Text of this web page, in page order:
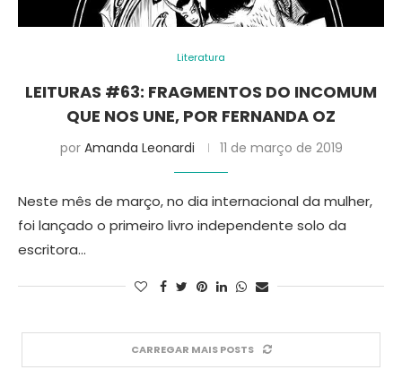
Literatura
LEITURAS #63: FRAGMENTOS DO INCOMUM
QUE NOS UNE, POR FERNANDA OZ
por Amanda Leonardi 11 de março de 2019
Neste mês de março, no dia internacional da mulher,
foi lançado o primeiro livro independente solo da
escritora…
CARREGAR MAIS POSTS